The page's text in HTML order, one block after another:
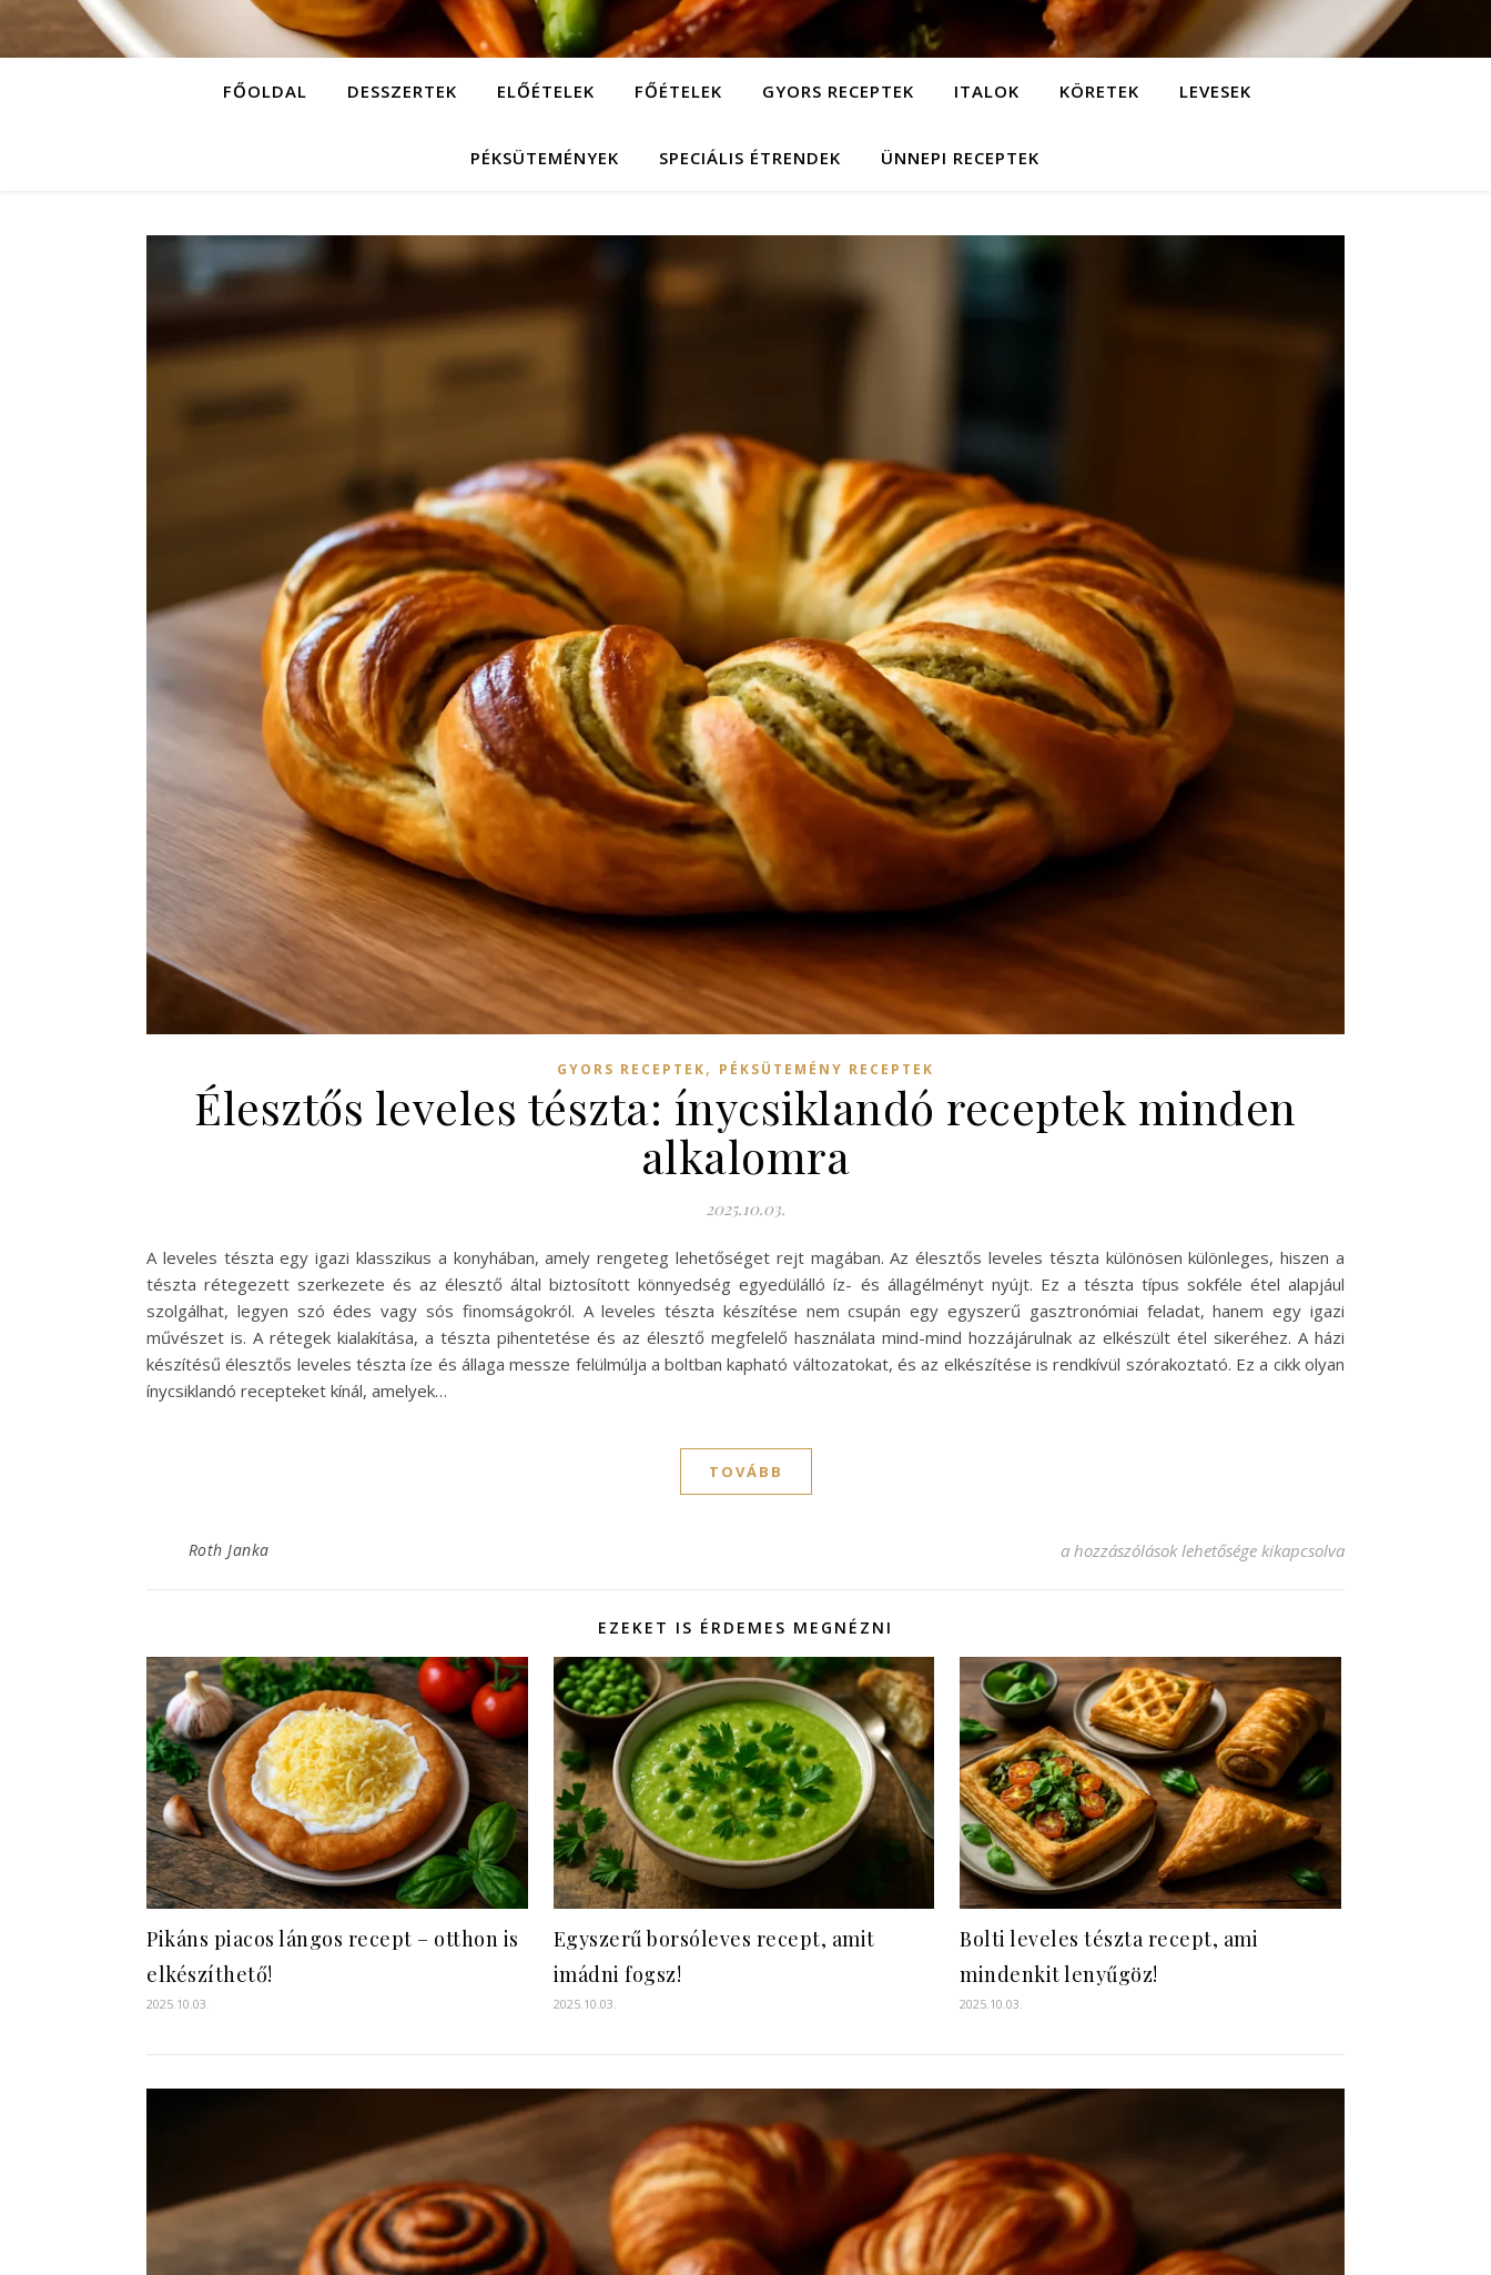
FŐOLDAL DESSZERTEK ELŐÉTELEK FŐÉTELEK GYORS RECEPTEK ITALOK KÖRETEK LEVESEK
PÉKSÜTEMÉNYEK SPECIÁLIS ÉTRENDEK ÜNNEPI RECEPTEK
GYORS RECEPTEK, PÉKSÜTEMÉNY RECEPTEK
Élesztős leveles tészta: ínycsiklandó receptek minden
alkalomra
2025.10.03.
A leveles tészta egy igazi klasszikus a konyhában, amely rengeteg lehetőséget rejt magában. Az élesztős leveles tészta különösen különleges, hiszen a
tészta rétegezett szerkezete és az élesztő által biztosított könnyedség egyedülálló íz- és állagélményt nyújt. Ez a tészta típus sokféle étel alapjául
szolgálhat, legyen szó édes vagy sós finomságokról. A leveles tészta készítése nem csupán egy egyszerű gasztronómiai feladat, hanem egy igazi
művészet is. A rétegek kialakítása, a tészta pihentetése és az élesztő megfelelő használata mind-mind hozzájárulnak az elkészült étel sikeréhez. A házi
készítésű élesztős leveles tészta íze és állaga messze felülmúlja a boltban kapható változatokat, és az elkészítése is rendkívül szórakoztató. Ez a cikk olyan
ínycsiklandó recepteket kínál, amelyek…
TOVÁBB
Roth Janka Élesztős leveles tészta: ínycsiklandó receptek minden
a hozzászólások lehetősége kikapcsolva
EZEKET IS ÉRDEMES MEGNÉZNI
Pikáns piacos lángos recept – otthon is
elkészíthető!
2025.10.03.
Egyszerű borsóleves recept, amit
imádni fogsz!
2025.10.03.
Bolti leveles tészta recept, ami
mindenkit lenyűgöz!
2025.10.03.